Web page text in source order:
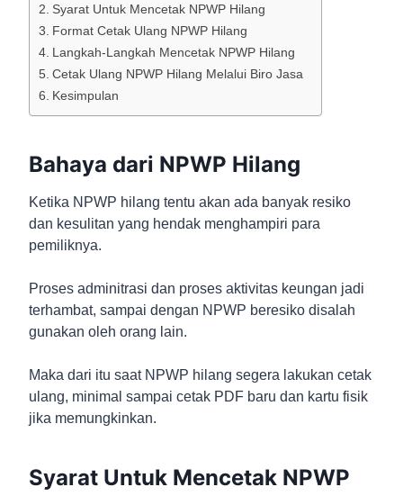
Syarat Untuk Mencetak NPWP Hilang
Format Cetak Ulang NPWP Hilang
Langkah-Langkah Mencetak NPWP Hilang
Cetak Ulang NPWP Hilang Melalui Biro Jasa
Kesimpulan
Bahaya dari NPWP Hilang
Ketika NPWP hilang tentu akan ada banyak resiko
dan kesulitan yang hendak menghampiri para
pemiliknya.
Proses adminitrasi dan proses aktivitas keungan jadi
terhambat, sampai dengan NPWP beresiko disalah
gunakan oleh orang lain.
Maka dari itu saat NPWP hilang segera lakukan cetak
ulang, minimal sampai cetak PDF baru dan kartu fisik
jika memungkinkan.
Syarat Untuk Mencetak NPWP